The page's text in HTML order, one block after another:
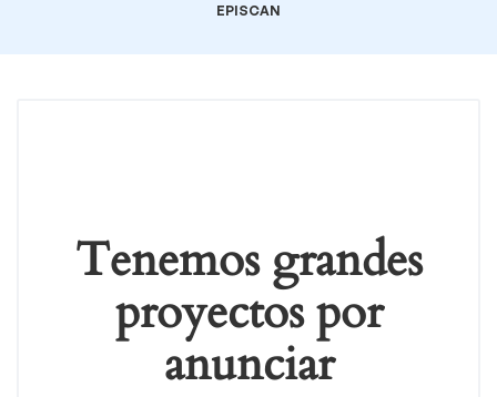
EPISCAN
Tenemos grandes
proyectos por
anunciar